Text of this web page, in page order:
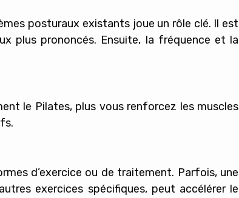
posturaux existants joue un rôle clé. Il est
plus prononcés. Ensuite, la fréquence et la
le Pilates, plus vous renforcez les muscles
d’exercice ou de traitement. Parfois, une
exercices spécifiques, peut accélérer le